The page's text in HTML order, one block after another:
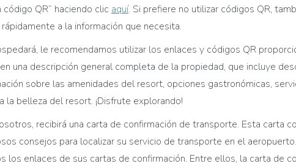
QR” haciendo clic aquí. Si prefiere no utilizar códigos QR,
a la información que necesita.
le recomendamos utilizar los enlaces y códigos QR
una descripción general completa de la propiedad, que incluye
sobre las amenidades del resort, opciones gastronómicas,
la belleza del resort. ¡Disfrute explorando!
recibirá una carta de confirmación de transporte. Esta carta
consejos para localizar su servicio de transporte en el aeropuerto.
los enlaces de sus cartas de confirmación. Entre ellos, la carta de c